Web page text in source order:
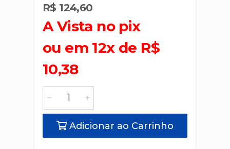
R$ 124,60
A Vista no pix
ou em 12x de R$
10,38
Adicionar ao Carrinho